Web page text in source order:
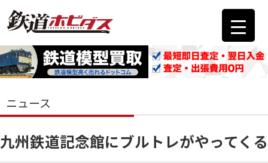
ニュース
九州鉄道記念館にブルトレがやってくる